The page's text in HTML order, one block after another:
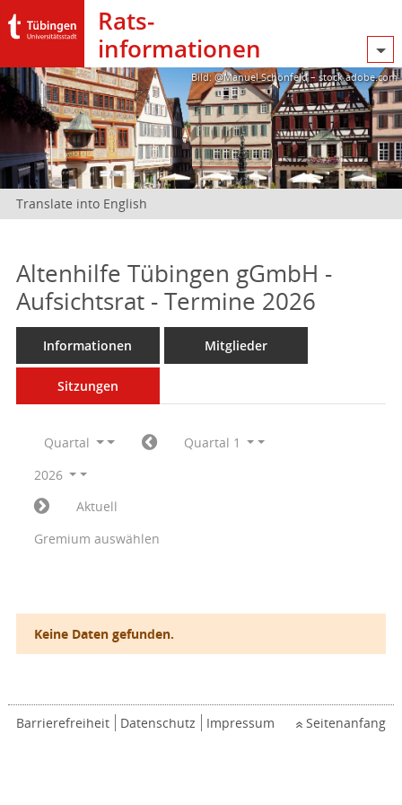
Rats­
informationen
Bild: @Manuel Schönfeld – stock.adobe.com
Translate into English
Altenhilfe Tübingen gGmbH -
Aufsichtsrat - Termine 2026
Informationen Mitglieder
Sitzungen
Quartal
Quartal 1
2026
Aktuell
Gremium auswählen
Keine Daten gefunden.
Barrierefreiheit Datenschutz Impressum Seitenanfang